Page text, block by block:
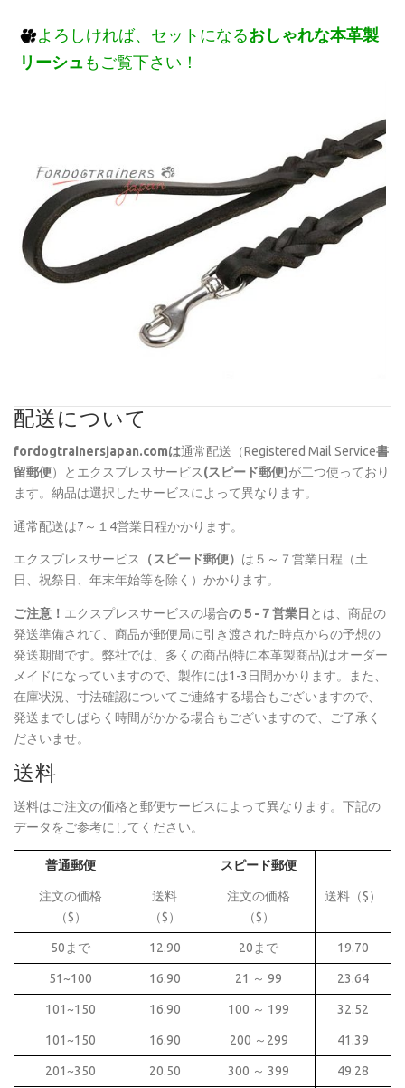
よろしければ、セットになるおしゃれな本革製
リーシュもご覧下さい！
配送について
fordogtrainersjapan.comは通常配送（Registered Mail Service書
留郵便）とエクスプレスサービス(スピード郵便)が二つ使っており
ます。納品は選択したサービスによって異なります。
通常配送は7～１4営業日程かかります。
エクスプレスサービス （スピード郵便） は５～７営業日程（土
日、祝祭日、年末年始等を除く）かかります。
ご注意！ エクスプレスサービスの場合の５-７営業日 とは、商品の
発送準備されて、商品が郵便局に引き渡された時点からの予想の
発送期間です。弊社では、多くの商品(特に本革製商品)はオーダー
メイドになっていますので、製作には1-3日間かかります。また、
在庫状況、寸法確認についてご連絡する場合もございますので、
発送までしばらく時間がかかる場合もございますので、ご了承く
ださいませ。
送料
送料はご注文の価格と郵便サービスによって異なります。下記の
データをご参考にしてください。
普通郵便 スピード郵便
注文の価格
（$）
送料
（$）
注文の価格
（$）
送料（$）
50まで 12.90 20まで 19.70
51~100 16.90 21 ～ 99 23.64
101~150 16.90 100 ～ 199 32.52
101~150 16.90 200 ～299 41.39
201~350 20.50 300 ～ 399 49.28